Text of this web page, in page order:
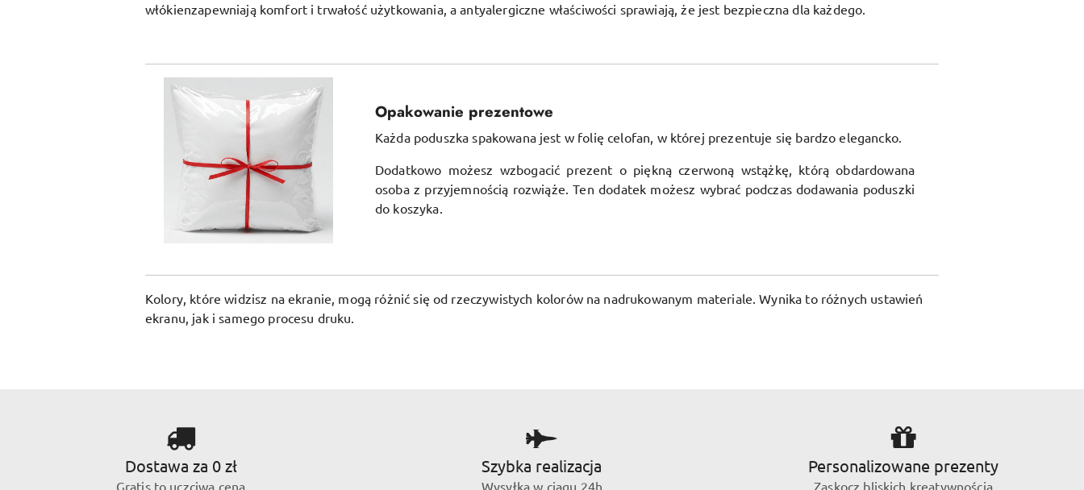
włókienzapewniają komfort i trwałość użytkowania, a antyalergiczne właściwości sprawiają, że jest bezpieczna dla każdego.
Opakowanie prezentowe
Każda poduszka spakowana jest w folię celofan, w której prezentuje się bardzo elegancko.
Dodatkowo możesz wzbogacić prezent o piękną czerwoną wstążkę, którą obdardowana
osoba z przyjemnością rozwiąże. Ten dodatek możesz wybrać podczas dodawania poduszki
do koszyka.
Kolory, które widzisz na ekranie, mogą różnić się od rzeczywistych kolorów na nadrukowanym materiale. Wynika to różnych ustawień
ekranu, jak i samego procesu druku.
Dostawa za 0 zł
Gratis to uczciwa cena
Szybka realizacja
Wysyłka w ciągu 24h
Personalizowane prezenty
Zaskocz bliskich kreatywnością